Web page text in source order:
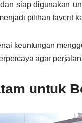
siap digunakan
pilihan favorit
keuntungan
agar
untuk